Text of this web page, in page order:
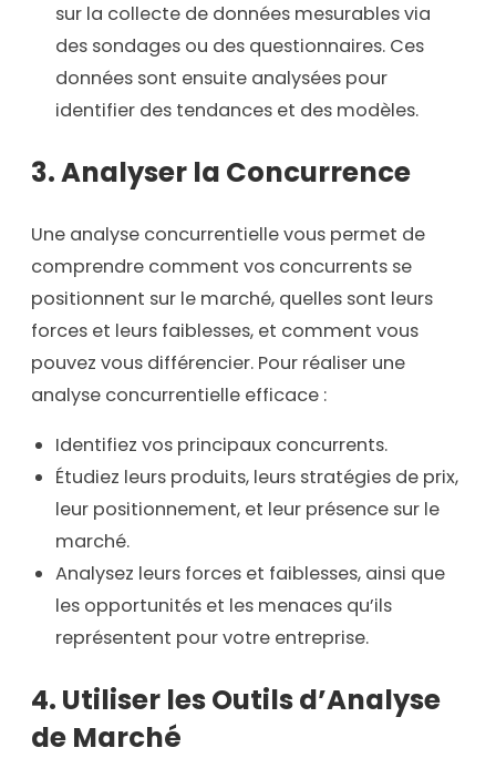
sur la collecte de données mesurables via
des sondages ou des questionnaires. Ces
données sont ensuite analysées pour
identifier des tendances et des modèles.
3. Analyser la Concurrence
Une analyse concurrentielle vous permet de
comprendre comment vos concurrents se
positionnent sur le marché, quelles sont leurs
forces et leurs faiblesses, et comment vous
pouvez vous différencier. Pour réaliser une
analyse concurrentielle efficace :
Identifiez vos principaux concurrents.
Étudiez leurs produits, leurs stratégies de prix,
leur positionnement, et leur présence sur le
marché.
Analysez leurs forces et faiblesses, ainsi que
les opportunités et les menaces qu’ils
représentent pour votre entreprise.
4. Utiliser les Outils d’Analyse
de Marché